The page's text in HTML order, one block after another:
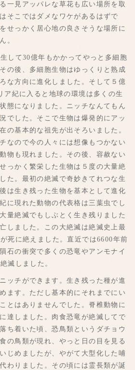
一見アッパレな草花も広い場所を取
そこではダメなワケがあるはずで
せっかく居心地の良さそうな場所に
。
して30億年もかかってやっと多細胞
の後、多細胞生物はゆっくりと熟成
な方向に進化しました。そして５億
ア紀に入ると地球の環境は多くの生
態になりました。ニッチなんてもん
でした。そこで生物は爆発的にアッ
の基本的な祖先が出そろいました。
なので今の人々には想像もつかない
物も現れました。その後、容赦ない
っかく繁栄した生物は５度の大量絶
た。最初の絶滅で奇妙きてれつな生
は生き残った生物を基本として進化
に現れた動物の代表格は三葉虫でし
量絶滅でもしぶとく生き残りました
しました。この大絶滅は絶滅史上最
死に絶えました。直近では6600年前
石の衝突で多くの恐竜やアンモナイ
滅しました。
ッチができます。生き残った種が進
ます。ただし基本的にそれまでにい
とはありませんでした。脊椎動物に
達しました。肉食恐竜が絶滅してで
ち着いた頃、恐鳥類というダチョウ
の鳥類が現れ、やっと日の目を見る
じめましたが、やがて大型化した哺
わりました。その頃には霊長類が誕